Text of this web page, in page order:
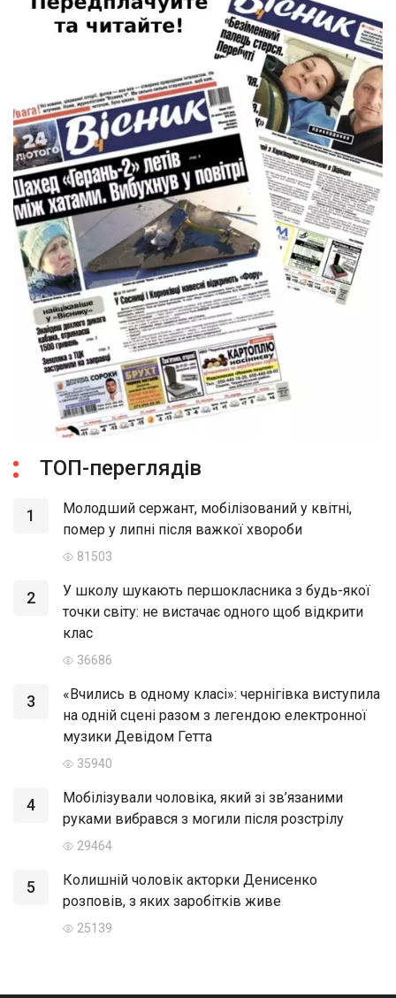
ТОП-переглядів
1
Молодший сержант, мобілізований у квітні,
помер у липні після важкої хвороби
81503
2
У школу шукають першокласника з будь-якої
точки світу: не вистачає одного щоб відкрити
клас
36686
3
«Вчились в одному класі»: чернігівка виступила
на одній сцені разом з легендою електронної
музики Девідом Гетта
35940
4
Мобілізували чоловіка, який зі зв’язаними
руками вибрався з могили після розстрілу
29464
5
Колишній чоловік акторки Денисенко
розповів, з яких заробітків живе
25139